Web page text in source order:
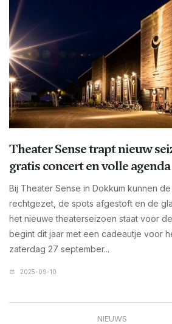
Theater Sense trapt nieuw
gratis concert en volle agenda
Bij Theater Sense in Dokkum kunnen
rechtgezet, de spots afgestoft en de
het nieuwe theaterseizoen staat voor
begint dit jaar met een cadeautje voor
zaterdag 27 september...
2025-09-10
NIEUWS